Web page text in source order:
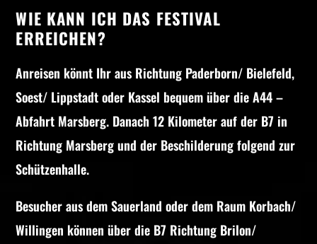
WIE KANN ICH DAS FESTIVAL
ERREICHEN?
Anreisen könnt Ihr aus Richtung Paderborn/ Bielefeld,
Soest/ Lippstadt oder Kassel bequem über die A44 –
Abfahrt Marsberg. Danach 12 Kilometer auf der B7 in
Richtung Marsberg und der Beschilderung folgend zur
Schützenhalle.
Besucher aus dem Sauerland oder dem Raum Korbach/
Willingen können über die B7 Richtung Brilon/